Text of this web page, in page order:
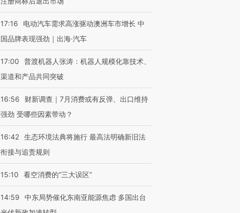
17:16
电动汽车需求高涨驱动澳洲车市增长 中
国品牌表现强劲｜出海·汽车
17:00
普渡机器人张涛：机器人规模化靠技术、
渠道和产品共同突破
16:56
财新调查｜7月消费或有反弹、出口维持
强劲 受哪些因素带动？
16:42 生态环境法典将施行 最高法明确新旧法
衔接与追责规则
15:10 看空消费的“三大误区”
14:59
中东局势催化东南亚能源焦虑 多国出台